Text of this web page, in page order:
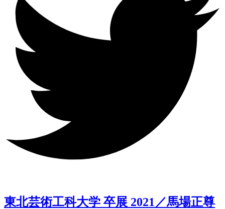
東北芸術工科大学 卒展 2021／馬場正尊